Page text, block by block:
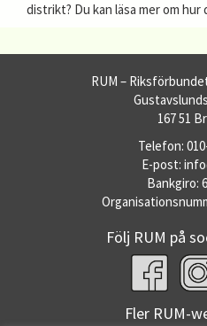
distrikt? Du kan läsa mer om hur
RUM –
167 51
Telefon:
E-post:
Bankgiro:
Följ RUM på
Fler RUM-